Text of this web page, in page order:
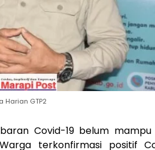
Harian GTP2
Covid-19 belum
terkonfirmasi positif